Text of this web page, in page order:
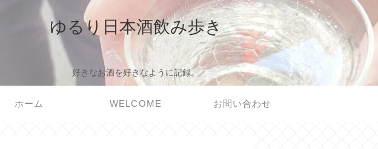
ゆるり日本酒飲み歩き
好きなお酒を好きなように記録。
ホーム WELCOME お問い合わせ